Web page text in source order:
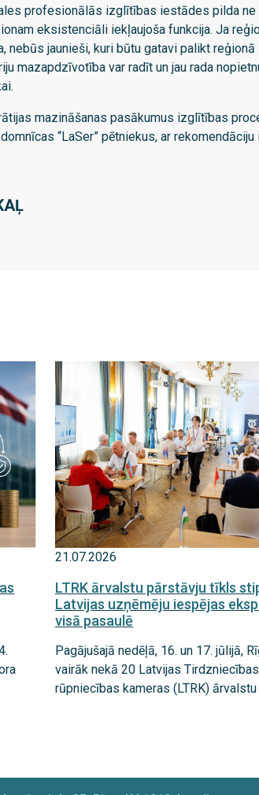
profesionālās izglītības iestādes pilda
eksistenciāli iekļaujoša funkcija. Ja
nebūs jaunieši, kuri būtu gatavi palikt
mazapdzīvotība var radīt un jau rada
mazināšanas pasākumus izglītības
“LaSer” pētniekus, ar
21.07.2026
LTRK ārvalstu pārstāvju tīkls
Latvijas uzņēmēju iespējas
visā pasaulē
Pagājušajā nedēļā, 16. un 17. jūlijā,
vairāk nekā 20 Latvijas
rūpniecības kameras (LTRK)